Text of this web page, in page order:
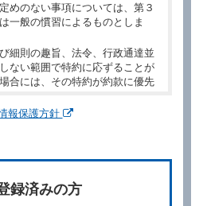
めのない事項については、第３
一般の慣習によるものとしま
細則の趣旨、法令、行政通達並
ない範囲で特約に応ずることが
合には、その特約が約款に優先
同意のうえ、別に定める方法に
報保護方針
録済みの方